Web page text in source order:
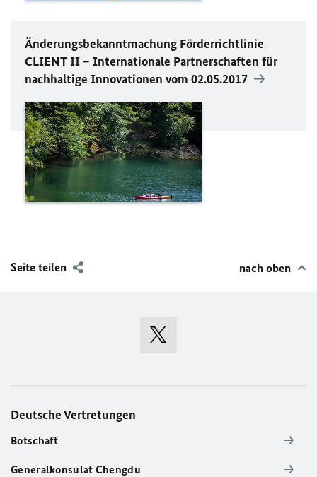
Änderungsbekanntmachung Förderrichtlinie
CLIENT II – Internationale Partnerschaften für
nachhaltige Innovationen vom 02.05.2017
Seite teilen nach oben
Deutsche Vertretungen
Botschaft
Generalkonsulat Chengdu